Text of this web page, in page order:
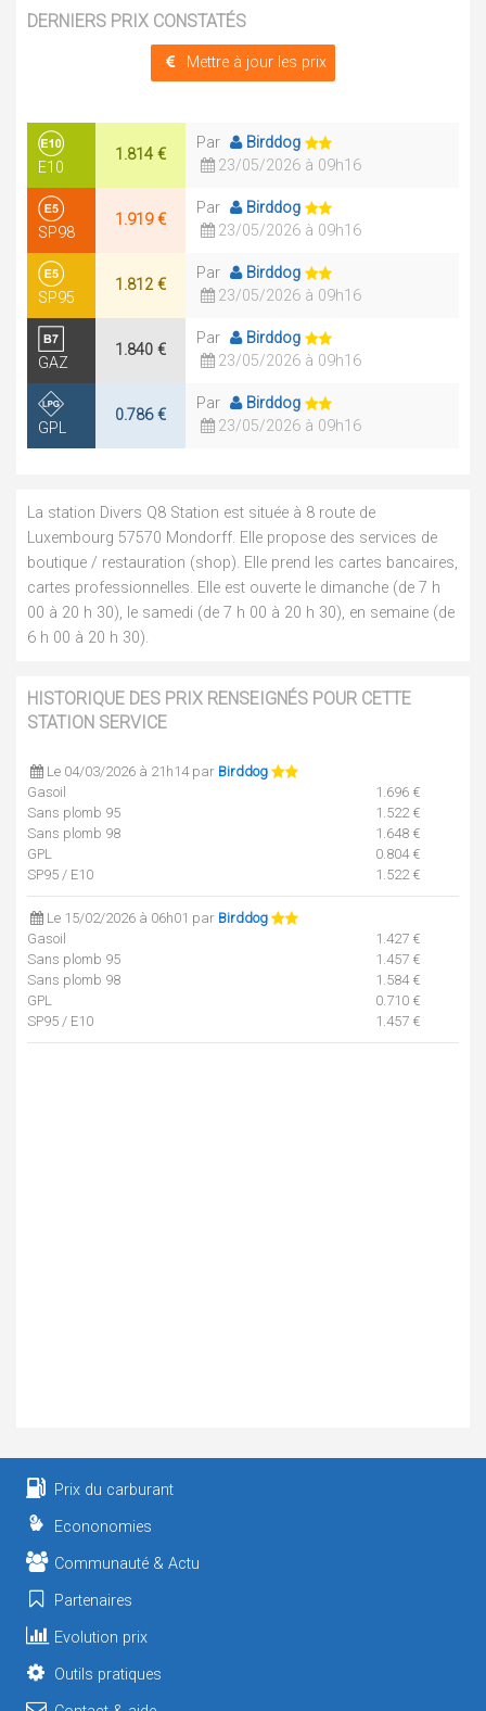
DERNIERS PRIX CONSTATÉS
Mettre à jour les prix
E10
1.814 €
Par
Birddog
23/05/2026 à 09h16
SP98
1.919 €
Par
Birddog
23/05/2026 à 09h16
SP95
1.812 €
Par
Birddog
23/05/2026 à 09h16
GAZ
1.840 €
Par
Birddog
23/05/2026 à 09h16
GPL
0.786 €
Par
Birddog
23/05/2026 à 09h16
La station Divers Q8 Station est située à 8 route de
Luxembourg 57570 Mondorff. Elle propose des services de
boutique / restauration (shop). Elle prend les cartes bancaires,
cartes professionnelles. Elle est ouverte le dimanche (de 7 h
00 à 20 h 30), le samedi (de 7 h 00 à 20 h 30), en semaine (de
6 h 00 à 20 h 30).
HISTORIQUE DES PRIX RENSEIGNÉS POUR CETTE
STATION SERVICE
Le 04/03/2026 à 21h14 par Birddog
Gasoil
1.696 €
Sans plomb 95
1.522 €
Sans plomb 98
1.648 €
GPL
0.804 €
SP95 / E10
1.522 €
Le 15/02/2026 à 06h01 par Birddog
Gasoil
1.427 €
Sans plomb 95
1.457 €
Sans plomb 98
1.584 €
GPL
0.710 €
SP95 / E10
1.457 €
Prix du carburant
Econonomies
Communauté & Actu
Partenaires
Evolution prix
Outils pratiques